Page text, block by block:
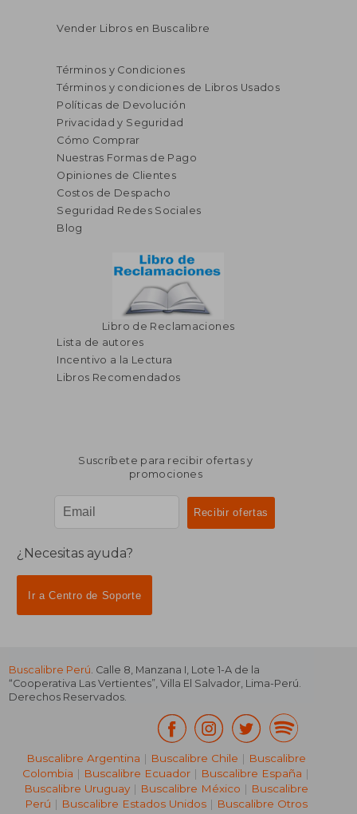
50%
dcto.
S/ 164,77
Vender Libros en Buscalibre
Términos y Condiciones
Términos y condiciones de Libros Usados
Políticas de Devolución
Privacidad y Seguridad
Cómo Comprar
Nuestras Formas de Pago
Opiniones de Clientes
Costos de Despacho
Seguridad Redes Sociales
Blog
Libro de Reclamaciones
Lista de autores
Incentivo a la Lectura
Libros Recomendados
Suscríbete para recibir ofertas y
promociones
¿Necesitas ayuda?
Ir a Centro de Soporte
Buscalibre Perú. Calle 8, Manzana I, Lote 1-A de la
“Cooperativa Las Vertientes”, Villa El Salvador, Lima-Perú.
Derechos Reservados.
Buscalibre Argentina | Buscalibre Chile | Buscalibre
Colombia | Buscalibre Ecuador | Buscalibre España |
Buscalibre Uruguay| Buscalibre México | Buscalibre
Perú | Buscalibre Estados Unidos| Buscalibre Otros